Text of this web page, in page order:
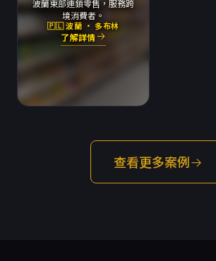
波蘭東部連鎖零售，服務跨
境消費者。
🇵🇱 波蘭 · 多布林
了解詳情
查看更多案例